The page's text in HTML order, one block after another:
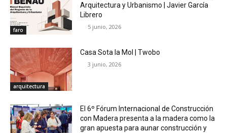
faro
Arquitectura y Urbanismo | Javier García
Librero
5 junio, 2026
arquitectura
Casa Sota la Mol | Twobo
3 junio, 2026
El 6º Fórum Internacional de Construcción
con Madera presenta a la madera como la
gran apuesta para aunar construcción y